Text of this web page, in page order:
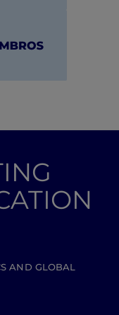
AND GLOBAL